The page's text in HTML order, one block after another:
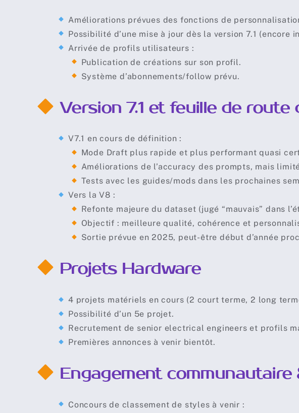
Améliorations prévues des fonctions de
Possibilité d’une mise à jour dès la version 7.1 (encore
Arrivée de profils utilisateurs :
Publication de créations sur son profil.
Système d’abonnements/follow prévu.
Version 7.1 et feuille de route
V7.1 en cours de définition :
Mode Draft plus rapide et plus performant quasi
Améliorations de l’accuracy des prompts, mais
Tests avec les guides/mods dans les prochaines
Vers la V8 :
Refonte majeure du dataset (jugé “mauvais” dans
Objectif : meilleure qualité, cohérence et
Sortie prévue en 2025, peut-être début d’année
Projets Hardware
4 projets matériels en cours (2 court terme, 2 long
Possibilité d’un 5e projet.
Recrutement de senior electrical engineers et profils
Premières annonces à venir bientôt.
Engagement
Concours de classement de styles à venir :